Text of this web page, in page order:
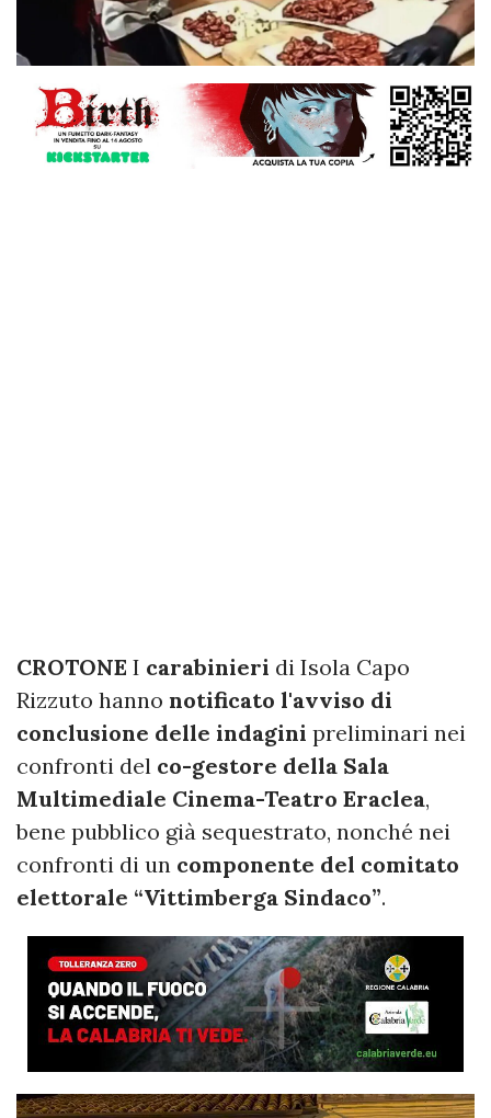
CROTONE I carabinieri di Isola Capo
Rizzuto hanno notificato l'avviso di
conclusione delle indagini preliminari nei
confronti del co-gestore della Sala
Multimediale Cinema-Teatro Eraclea,
bene pubblico già sequestrato, nonché nei
confronti di un componente del comitato
elettorale “Vittimberga Sindaco”.